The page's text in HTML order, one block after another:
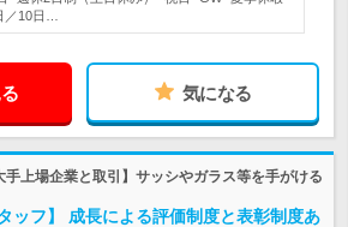
／10日…
気になる
上場企業と取引】サッシやガラス等を手がける
ッフ】 成長による評価制度と表彰制度あ